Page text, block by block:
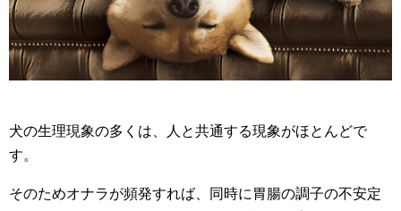
犬の生理現象の多くは、人と共通する現象がほとんどで
す。
そのためオナラが頻発すれば、同時に胃腸の調子の不安定